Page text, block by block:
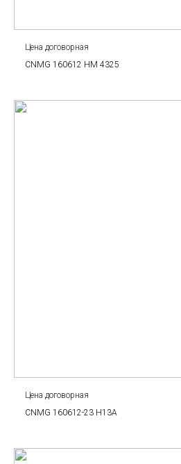
Цена договорная
CNMG 160612 HM 4325
Цена договорная
CNMG 160612-23 H13A